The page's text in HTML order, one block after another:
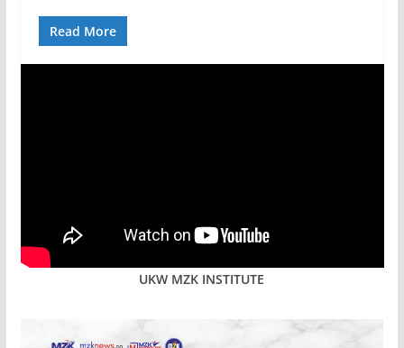
Read More
UKW MZK INSTITUTE